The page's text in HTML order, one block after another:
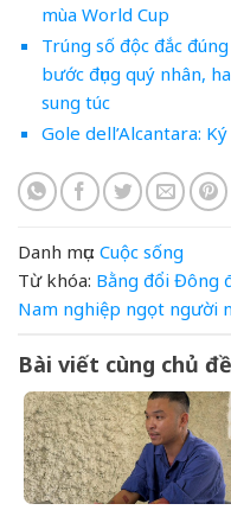
mùa World Cup
Trúng số độc đắc
bước đụng quý nhân,
sung túc
Gole dell’Alcantara:
Danh mục: Cuộc sống
Từ khóa: Bằng đổi Đông
Nam nghiệp ngọt người
Bài viết cùng chủ